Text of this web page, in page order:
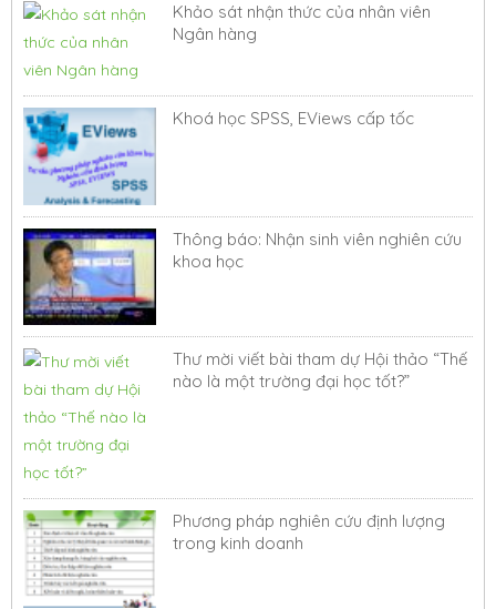
Khảo sát nhận thức của nhân viên
Ngân hàng
Khoá học SPSS, EViews cấp tốc
Thông báo: Nhận sinh viên nghiên cứu
khoa học
Thư mời viết bài tham dự Hội thảo “Thế
nào là một trường đại học tốt?”
Phương pháp nghiên cứu định lượng
trong kinh doanh